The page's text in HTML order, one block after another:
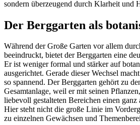
sondern überzeugend durch Klarheit und
Der Berggarten als
Während der Große Garten vor allem
beeindruckt, bietet der Berggarten eine
Er ist weniger formal und stärker auf
ausgerichtet. Gerade dieser Wechsel
so spannend. Der Berggarten gehört zu
Gesamtanlage, weil er mit seinen
liebevoll gestalteten Bereichen einen ganz
Hier steht nicht die große Linie im
zu einzelnen Gewächsen und